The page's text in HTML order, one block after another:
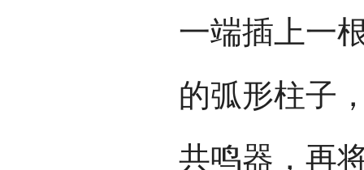
一端插上一
的弧形柱子
共鸣器，再